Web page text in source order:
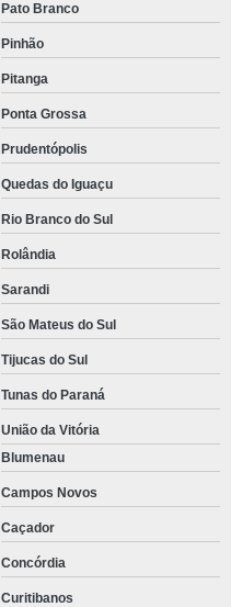
Pato Branco
Pinhão
Pitanga
Ponta Grossa
Prudentópolis
Quedas do Iguaçu
Rio Branco do Sul
Rolândia
Sarandi
São Mateus do Sul
Tijucas do Sul
Tunas do Paraná
União da Vitória
Blumenau
Campos Novos
Caçador
Concórdia
Curitibanos